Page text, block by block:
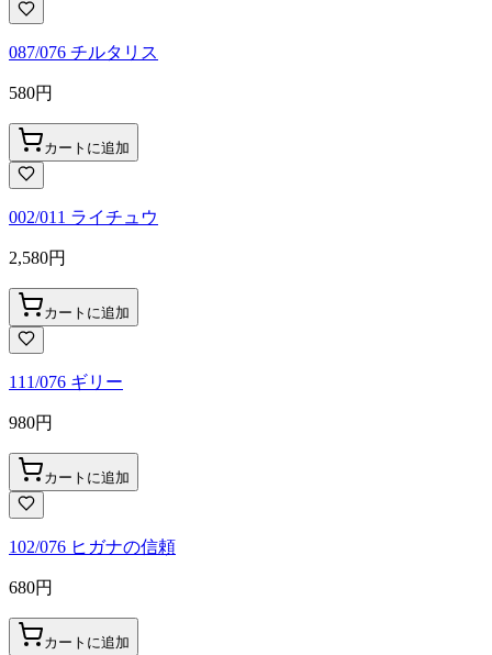
087/076 チルタリス
580円
カートに追加
002/011 ライチュウ
2,580円
カートに追加
111/076 ギリー
980円
カートに追加
102/076 ヒガナの信頼
680円
カートに追加